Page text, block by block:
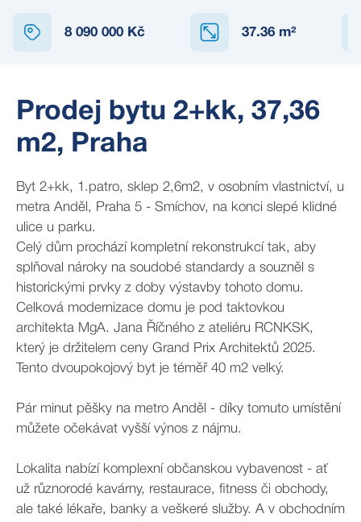
8 090 000 Kč 37.36 m²
Prodej bytu 2+kk, 37,36
m2, Praha
Byt 2+kk, 1.patro, sklep 2,6m2, v osobním vlastnictví, u
metra Anděl, Praha 5 - Smíchov, na konci slepé klidné
ulice u parku.
Celý dům prochází kompletní rekonstrukcí tak, aby
splňoval nároky na soudobé standardy a souzněl s
historickými prvky z doby výstavby tohoto domu.
Celková modernizace domu je pod taktovkou
architekta MgA. Jana Říčného z ateliéru RCNKSK,
který je držitelem ceny Grand Prix Architektů 2025.
Tento dvoupokojový byt je téměř 40 m2 velký.
Pár minut pěšky na metro Anděl - díky tomuto umístění
můžete očekávat vyšší výnos z nájmu.
Lokalita nabízí komplexní občanskou vybavenost - ať
už různorodé kavárny, restaurace, fitness či obchody,
ale také lékaře, banky a veškeré služby. A v obchodním